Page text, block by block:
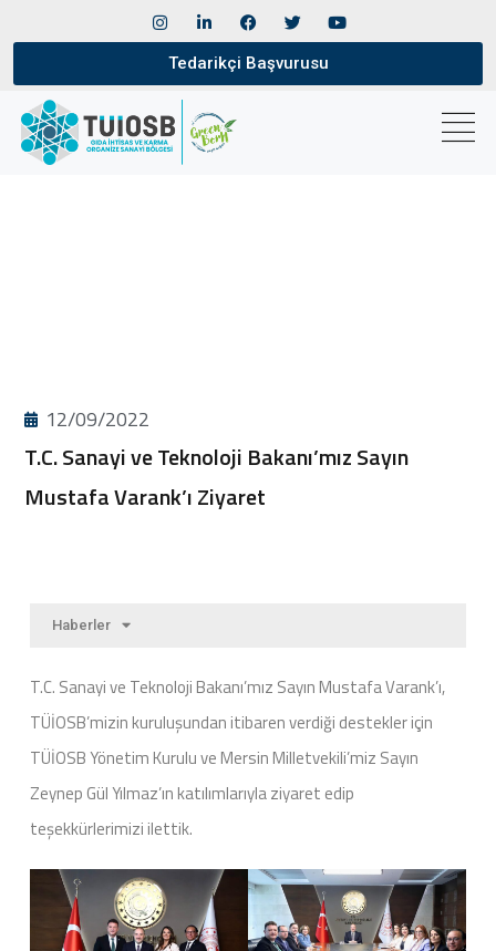
Tedarikçi Başvurusu
12/09/2022
T.C. Sanayi ve Teknoloji Bakanı’mız Sayın
Mustafa Varank’ı Ziyaret
Haberler
T.C. Sanayi ve Teknoloji Bakanı’mız Sayın Mustafa Varank’ı,
TÜİOSB’mizin kuruluşundan itibaren verdiği destekler için
TÜİOSB Yönetim Kurulu ve Mersin Milletvekili’miz Sayın
Zeynep Gül Yılmaz’ın katılımlarıyla ziyaret edip
teşekkürlerimizi ilettik.